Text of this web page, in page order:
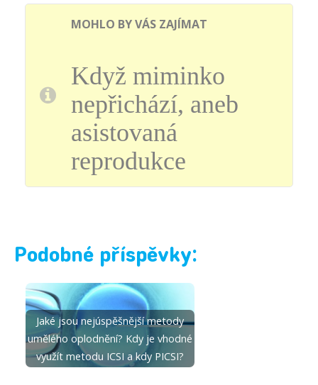
MOHLO BY VÁS ZAJÍMAT
Když miminko
nepřichází, aneb
asistovaná
reprodukce
Podobné příspěvky:
Jaké jsou nejúspěšnější metody
umělého oplodnění? Kdy je vhodné
využít metodu ICSI a kdy PICSI?